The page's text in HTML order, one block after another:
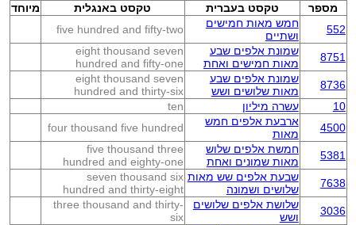
מספר טקסט בעברית טקסט באנגלית
מיוחד
552
חמש מאות חמישים
ושתיים
five hundred and fifty-two
8751
שמונת אלפים שבע
מאות חמישים ואחת
eight thousand seven
hundred and fifty-one
8736
שמונת אלפים שבע
מאות שלושים ושש
eight thousand seven
hundred and thirty-six
10
עשרה מיליון
ten
4500
ארבעת אלפים חמש
מאות
four thousand five hundred
5381
חמשת אלפים שלוש
מאות שמונים ואחת
five thousand three
hundred and eighty-one
7638
שבעת אלפים שש מאות
שלושים ושמונה
seven thousand six
hundred and thirty-eight
3036
שלושת אלפים שלושים
ושש
three thousand and thirty-
six